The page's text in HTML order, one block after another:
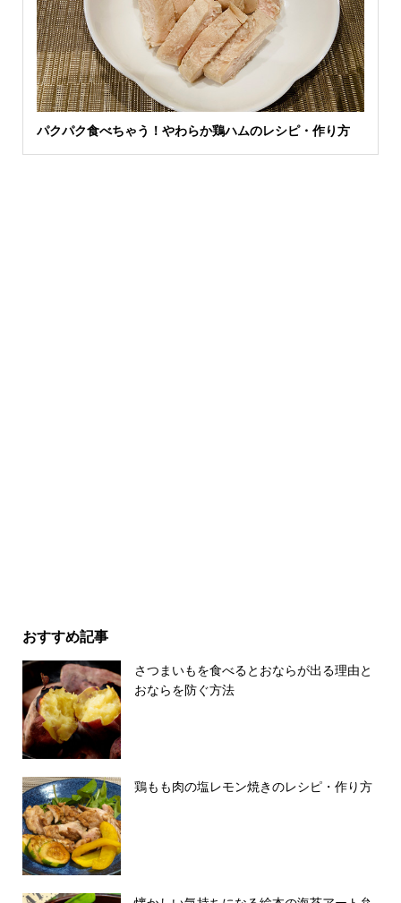
パクパク食べちゃう！やわらか鶏ハムのレシピ・作り方
おすすめ記事
さつまいもを食べるとおならが出る理由と
おならを防ぐ方法
鶏もも肉の塩レモン焼きのレシピ・作り方